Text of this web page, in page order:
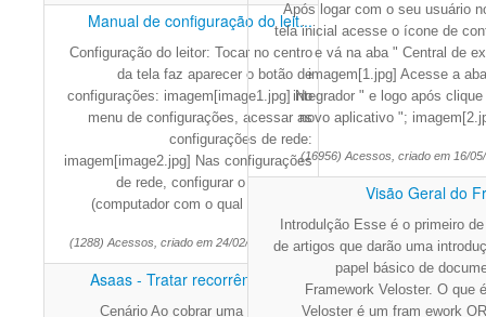
Manual de configuração do leit...
Configuração do leitor: Tocar no centro
da tela faz aparecer o botão de
configurações: imagem[image1.jpg] No
menu de configurações, acessar as
configurações de rede:
imagem[image2.jpg] Nas configurações
de rede, configurar o "Servidor"
(computador com o qual o aparelho
(1288) Acessos, criado em 24/02/2026 16:00
Asaas - Tratar recorrência exp...
Cenário Ao cobrar uma parcela da
Após logar com o seu usuário
tela inicial acesse o ícone de
e vá na aba " Central de
imagem[1.jpg] Acesse a
integrador " e logo após
novo aplicativo ";
(16956) Acessos, criado em 16/
Visão Geral do
Introdulção Esse é o primeiro
de artigos que darão uma
papel básico de
Framework Veloster. O que
Veloster é um fram ework